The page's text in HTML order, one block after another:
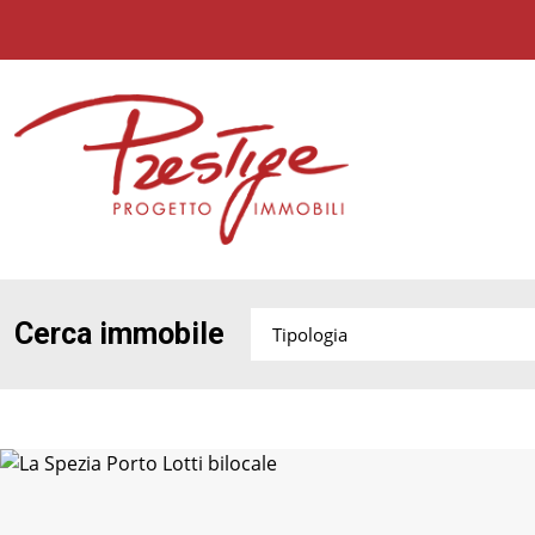
Cerca immobile